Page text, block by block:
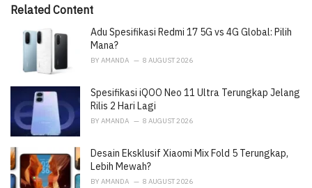
iRelated Content
Adu Spesifikasi Redmi 17 5G vs 4G Global: Pilih
Mana?
BY AMANDA 8 AUGUST 2026
Spesifikasi iQOO Neo 11 Ultra Terungkap Jelang
Rilis 2 Hari Lagi
BY AMANDA 8 AUGUST 2026
Desain Eksklusif Xiaomi Mix Fold 5 Terungkap,
Lebih Mewah?
BY AMANDA 8 AUGUST 2026